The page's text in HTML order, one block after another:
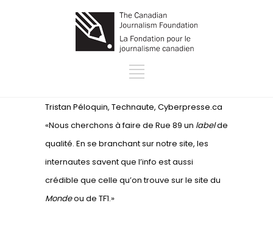
Tristan Péloquin, Technaute, Cyberpresse.ca
«Nous cherchons à faire de Rue 89 un labelde
qualité. En se branchant sur notre site, les
internautes savent que l’info est aussi
crédible que celle qu’on trouve sur le site du
Mondeou de TF1.»